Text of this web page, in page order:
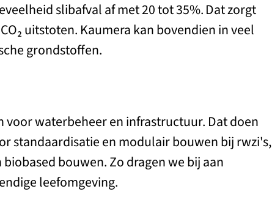
slibafval af met 20 tot 35%. Dat zorgt
uitstoten. Kaumera kan bovendien in veel
grondstoffen.
waterbeheer en infrastructuur. Dat doen
standaardisatie en modulair bouwen bij rwzi's,
bouwen. Zo dragen we bij aan
leefomgeving.